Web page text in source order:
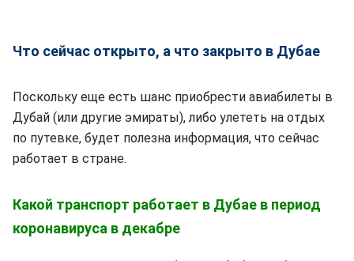
Что сейчас открыто, а что закрыто в Дубае
Поскольку еще есть шанс приобрести авиабилеты в
Дубай (или другие эмираты), либо улететь на отдых
по путевке, будет полезна информация, что сейчас
работает в стране.
Какой транспорт работает в Дубае в период
коронавируса в декабре